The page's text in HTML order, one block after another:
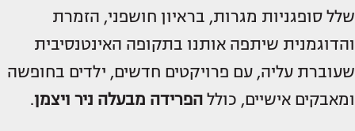
שלל סופגניות מגרות, בראיון חושפני, הזמרת
והדוגמנית שיתפה אותנו בתקופה האינטנסיבית
שעוברת עליה, עם פרויקטים חדשים, ילדים בחופשה
ומאבקים אישיים, כולל הפרידה מבעלה ניר ויצמן.